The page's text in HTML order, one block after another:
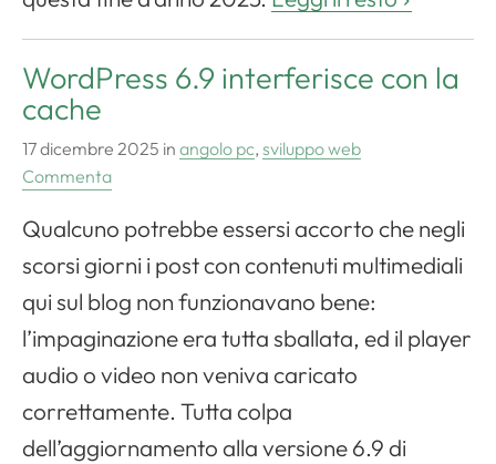
WordPress 6.9 interferisce con la
cache
17 dicembre 2025 in angolo pc, sviluppo web
Commenta
Qualcuno potrebbe essersi accorto che negli
scorsi giorni i post con contenuti multimediali
qui sul blog non funzionavano bene:
l’impaginazione era tutta sballata, ed il player
audio o video non veniva caricato
correttamente. Tutta colpa
dell’aggiornamento alla versione 6.9 di